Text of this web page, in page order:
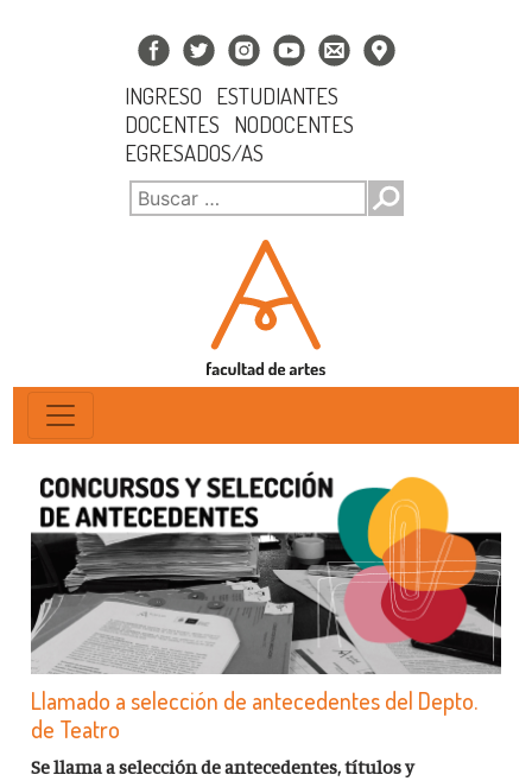
INGRESO
ESTUDIANTES
DOCENTES
NODOCENTES
EGRESADOS/AS
Llamado a selección de antecedentes del Depto.
de Teatro
Se llama a selección de antecedentes, títulos y